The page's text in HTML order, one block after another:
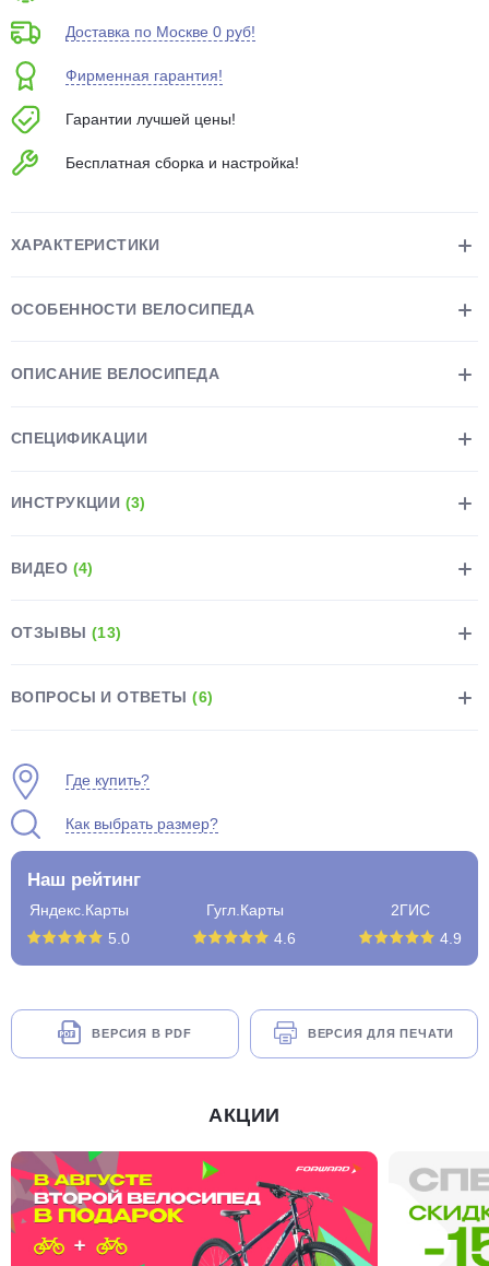
Доставка по Москве 0 руб!
Фирменная гарантия!
Гарантии лучшей цены!
Бесплатная сборка и настройка!
ХАРАКТЕРИСТИКИ
ОСОБЕННОСТИ ВЕЛОСИПЕДА
ОПИСАНИЕ ВЕЛОСИПЕДА
СПЕЦИФИКАЦИИ
ИНСТРУКЦИИ (3)
ВИДЕО (4)
ОТЗЫВЫ (13)
ВОПРОСЫ И ОТВЕТЫ(6)
Где купить?
Как выбрать размер?
Наш рейтинг
Яндекс.Карты
5.0
Гугл.Карты
4.6
2ГИС
4.9
ВЕРСИЯ В PDF ВЕРСИЯ ДЛЯ ПЕЧАТИ
АКЦИИ
Подробнее
недели